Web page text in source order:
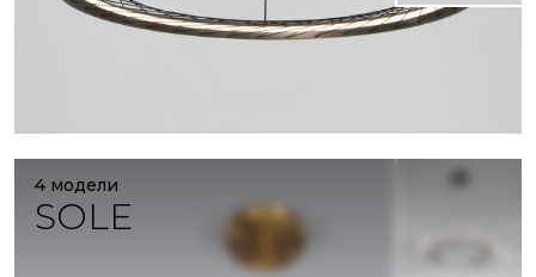
4 модели
SOLE